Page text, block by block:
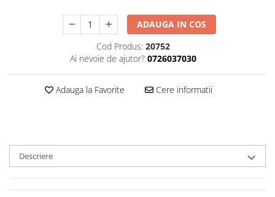
ADAUGA IN COS
Cod Produs: 20752
Ai nevoie de ajutor? 0726037030
Adauga la Favorite Cere informatii
Descriere